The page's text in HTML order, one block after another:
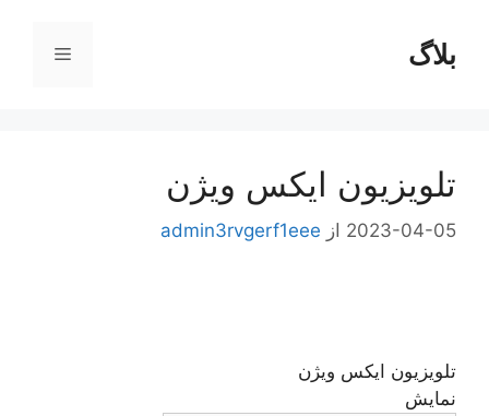
محتوابلاگ فهرست
تلویزیون ایکس ویژن
2023-04-05 از admin3rvgerf1eee
تلویزیون ایکس ویژن
نمایش